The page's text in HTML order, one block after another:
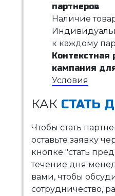
партнеров
Наличие
к каждому
Контекстная
кампания
Условия
КАК СТАТЬ
Чтобы стать
оставьте заявку
кнопке "стать
течение дня
вами, чтобы
сотрудничество,